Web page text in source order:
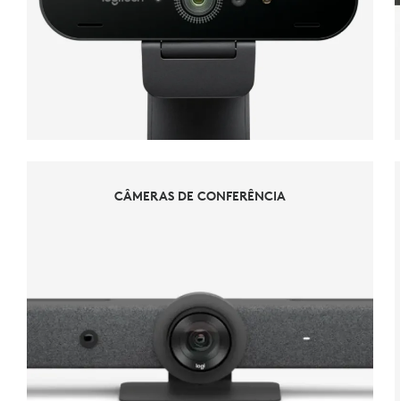
CÂMERAS DE CONFERÊNCIA